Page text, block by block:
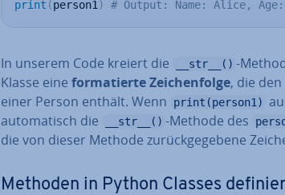
print (person1 ) # Output: Name: Alice,
In unserem Code kreiert die __str__() -
Klasse eine for­ma­tier­te Zei­chen­fol­ge, die
einer Person enthält. Wenn
print(person1)
au­to­ma­tisch die
__str__() -Methode des
die von dieser Methode zu­rück­ge­ge­be­ne
Methoden in Python Classes